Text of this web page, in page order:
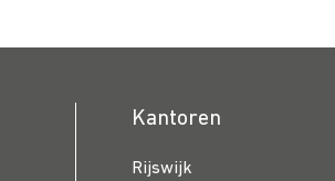
Kantoren
Rijswijk